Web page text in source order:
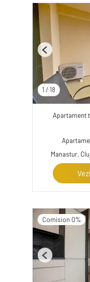
1 / 18
Previous
Apartament
Manastur,
Comision 0%
Previous